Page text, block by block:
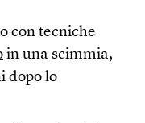
con tecniche
in una scimmia,
dopo lo